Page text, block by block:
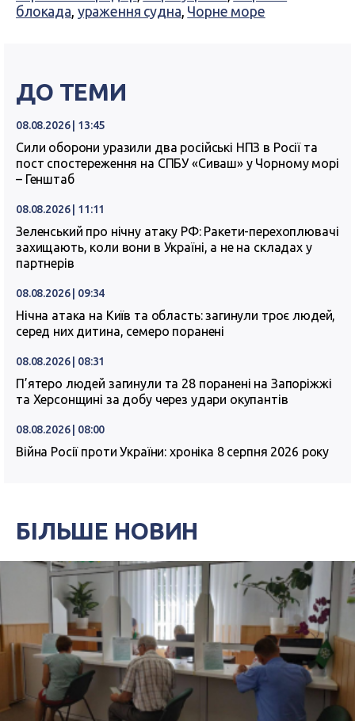
блокада ураження судна Чорне море
ДО ТЕМИ
08.08.2026 | 13:45
Сили оборони уразили два російські НПЗ в Росії та
пост спостереження на СПБУ «Сиваш» у Чорному морі
– Генштаб
08.08.2026 | 11:11
Зеленський про нічну атаку РФ: Ракети-перехоплювачі
захищають, коли вони в Україні, а не на складах у
партнерів
08.08.2026 | 09:34
Нічна атака на Київ та область: загинули троє людей,
серед них дитина, семеро поранені
08.08.2026 | 08:31
П’ятеро людей загинули та 28 поранені на Запоріжжі
та Херсонщині за добу через удари окупантів
08.08.2026 | 08:00
Війна Росії проти України: хроніка 8 серпня 2026 року
БІЛЬШЕ НОВИН